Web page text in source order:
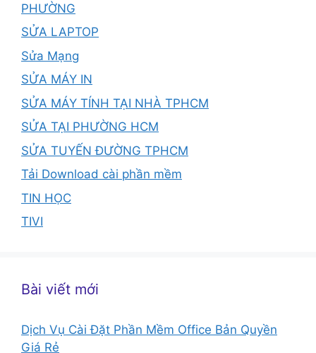
PHƯỜNG
SỬA LAPTOP
Sửa Mạng
SỬA MÁY IN
SỬA MÁY TÍNH TẠI NHÀ TPHCM
SỬA TẠI PHƯỜNG HCM
SỬA TUYẾN ĐƯỜNG TPHCM
Tải Download cài phần mềm
TIN HỌC
TIVI
Bài viết mới
Dịch Vụ Cài Đặt Phần Mềm Office Bản Quyền
Giá Rẻ